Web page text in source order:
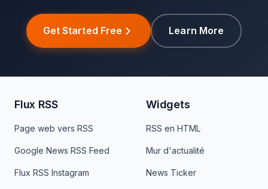
Get Started Free Learn More
Flux RSS
Page web vers RSS
Google News RSS Feed
Flux RSS Instagram
Widgets
RSS en HTML
Mur d'actualité
News Ticker